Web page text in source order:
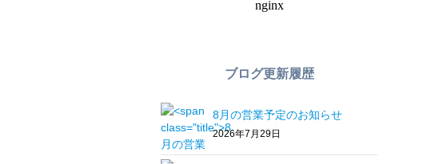
ブログ更新履歴
8月の営業予定のお知らせ
2026年7月29日